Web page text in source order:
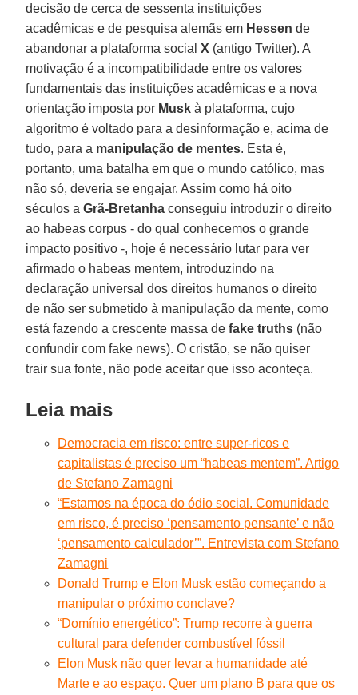
decisão de cerca de sessenta instituições
acadêmicas e de pesquisa alemãs em Hessen de
abandonar a plataforma socialX (antigo Twitter). A
motivação é a incompatibilidade entre os valores
fundamentais das instituições acadêmicas e a nova
orientação imposta por Musk à plataforma, cujo
algoritmo é voltado para a desinformação e, acima de
tudo, para a manipulação de mentes. Esta é,
portanto, uma batalha em que o mundo católico, mas
não só, deveria se engajar. Assim como há oito
séculos aGrã-Bretanha conseguiu introduzir o direito
ao habeas corpus - do qual conhecemos o grande
impacto positivo -, hoje é necessário lutar para ver
afirmado o habeas mentem, introduzindo na
declaração universal dos direitos humanos o direito
de não ser submetido à manipulação da mente, como
está fazendo a crescente massa de fake truths (não
confundir com fake news). O cristão, se não quiser
trair sua fonte, não pode aceitar que isso aconteça.
Leia mais
Democracia em risco: entre super-ricos e
capitalistas é preciso um “habeas mentem”. Artigo
de Stefano Zamagni
“Estamos na época do ódio social. Comunidade
em risco, é preciso ‘pensamento pensante’ e não
‘pensamento calculador’”. Entrevista com Stefano
Zamagni
Donald Trump e Elon Musk estão começando a
manipular o próximo conclave?
“Domínio energético”: Trump recorre à guerra
cultural para defender combustível fóssil
Elon Musk não quer levar a humanidade até
Marte e ao espaço. Quer um plano B para que os